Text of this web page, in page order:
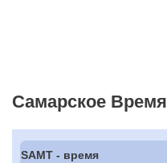
Самарское Время
SAMT - время